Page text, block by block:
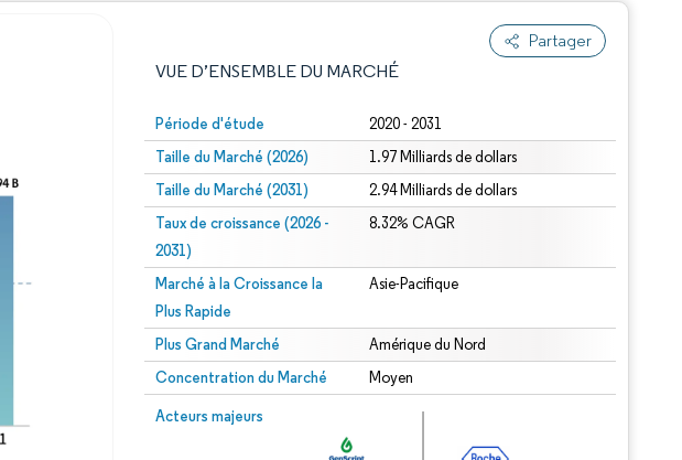
Partager
VUE D’ENSEMBLE DU MARCHÉ
Période d'étude 2020 - 2031
Taille du Marché (2026) 1.97 Milliards de dollars
Taille du Marché (2031) 2.94 Milliards de dollars
Taux de croissance (2026 -
2031)
8.32% CAGR
Marché à la Croissance la
Plus Rapide
Asie-Pacifique
Plus Grand Marché Amérique du Nord
Concentration du Marché Moyen
Acteurs majeurs
Image © Mordor Intelligence. La réutilisation nécessite une attribution sous CC BY 4.0.
La réutilisation nécessite une attribution sous CC BY 4.0.